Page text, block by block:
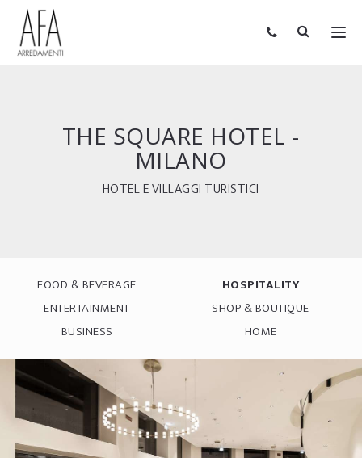
THE SQUARE HOTEL -
MILANO
HOTEL E VILLAGGI TURISTICI
FOOD & BEVERAGE
HOSPITALITY
ENTERTAINMENT
SHOP & BOUTIQUE
BUSINESS
HOME